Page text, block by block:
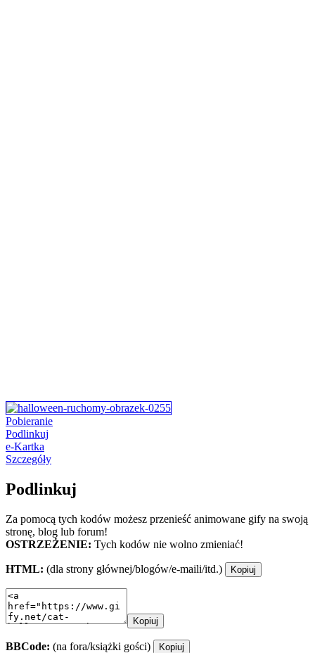
Pobieranie
Podlinkuj
e-Kartka
Szczegóły
Podlinkuj
Za pomocą tych kodów możesz przenieść animowane gify na swoją
stronę, blog lub forum!
OSTRZEŻENIE: Tych kodów nie wolno zmieniać!
HTML: (dla strony głównej/blogów/e-maili/itd.) Kopiuj
Kopiuj
BBCode: (na fora/książki gości) Kopiuj